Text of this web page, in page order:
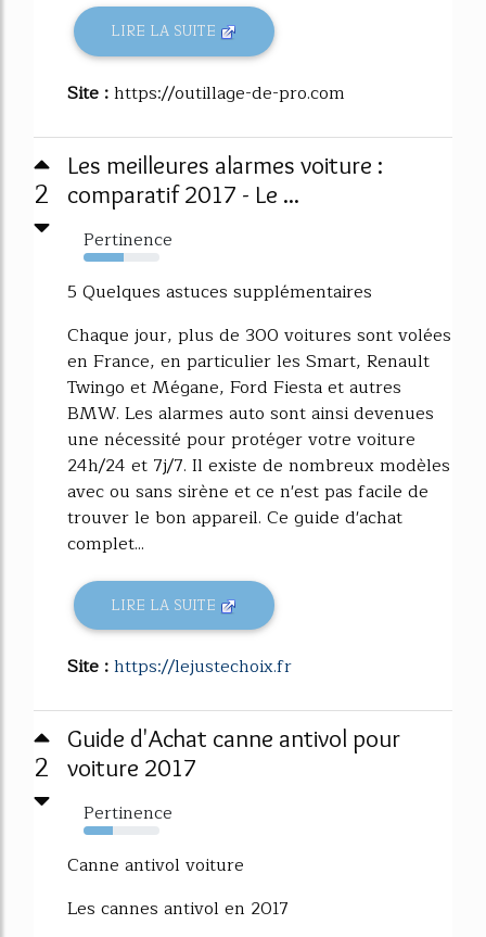
LIRE LA SUITE
Site :https://outillage-de-pro.com
2
Les meilleures alarmes voiture :
comparatif 2017 - Le ...
Pertinence
53%
5 Quelques astuces supplémentaires
Chaque jour, plus de 300 voitures sont volées
en France, en particulier les Smart, Renault
Twingo et Mégane, Ford Fiesta et autres
BMW. Les alarmes auto sont ainsi devenues
une nécessité pour protéger votre voiture
24h/24 et 7j/7. Il existe de nombreux modèles
avec ou sans sirène et ce n'est pas facile de
trouver le bon appareil. Ce guide d'achat
complet...
LIRE LA SUITE
Site :https://lejustechoix.fr
2
Guide d'Achat canne antivol pour
voiture 2017
Pertinence
39%
Canne antivol voiture
Les cannes antivol en 2017